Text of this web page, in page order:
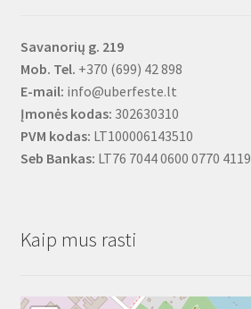
Savanorių g. 219
Mob. Tel. +370 (699) 42 898
E-mail: info@uberfeste.lt
Įmonės kodas: 302630310
PVM kodas: LT100006143510
Seb Bankas: LT76 7044 0600 0770 4119
Kaip mus rasti